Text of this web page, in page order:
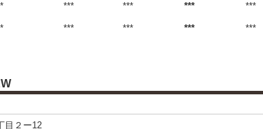
*** *** *** ***
*** *** *** ***
目２ー12